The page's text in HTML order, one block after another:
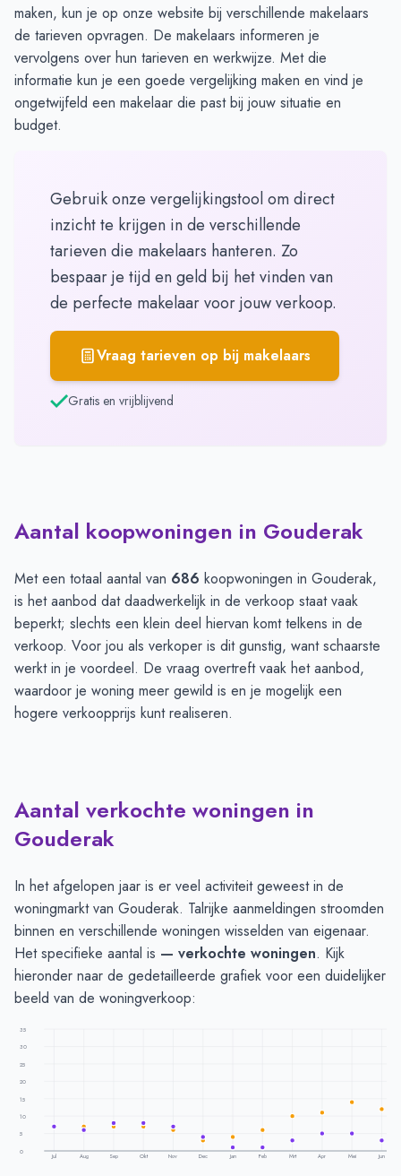
maken, kun je op onze website bij verschillende makelaars
de tarieven opvragen. De makelaars informeren je
vervolgens over hun tarieven en werkwijze. Met die
informatie kun je een goede vergelijking maken en vind je
ongetwijfeld een makelaar die past bij jouw situatie en
budget.
Gebruik onze vergelijkingstool om direct
inzicht te krijgen in de verschillende
tarieven die makelaars hanteren. Zo
bespaar je tijd en geld bij het vinden van
de perfecte makelaar voor jouw verkoop.
Vraag tarieven op bij makelaars
Gratis en vrijblijvend
Aantal koopwoningen in Gouderak
Met een totaal aantal van 686 koopwoningen in Gouderak,
is het aanbod dat daadwerkelijk in de verkoop staat vaak
beperkt; slechts een klein deel hiervan komt telkens in de
verkoop. Voor jou als verkoper is dit gunstig, want schaarste
werkt in je voordeel. De vraag overtreft vaak het aanbod,
waardoor je woning meer gewild is en je mogelijk een
hogere verkoopprijs kunt realiseren.
Aantal verkochte woningen in
Gouderak
In het afgelopen jaar is er veel activiteit geweest in de
woningmarkt van Gouderak. Talrijke aanmeldingen stroomden
binnen en verschillende woningen wisselden van eigenaar.
Het specifieke aantal is — verkochte woningen. Kijk
hieronder naar de gedetailleerde grafiek voor een duidelijker
beeld van de woningverkoop:
35
30
25
20
15
10
5
0
Jul Aug Sep Okt Nov Dec Jan Feb Mrt Apr Mei Jun